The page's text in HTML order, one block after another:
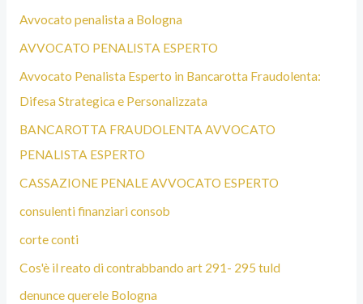
Avvocato penalista a Bologna
AVVOCATO PENALISTA ESPERTO
Avvocato Penalista Esperto in Bancarotta Fraudolenta:
Difesa Strategica e Personalizzata
BANCAROTTA FRAUDOLENTA AVVOCATO
PENALISTA ESPERTO
CASSAZIONE PENALE AVVOCATO ESPERTO
consulenti finanziari consob
corte conti
Cos'è il reato di contrabbando art 291- 295 tuld
denunce querele Bologna